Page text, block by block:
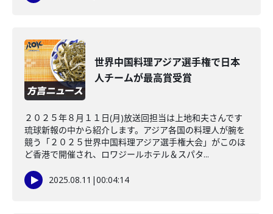
世界中国料理アジア選手権で日本
人チームが最高賞受賞
２０２５年８月１１日(月)放送回担当は上地和夫さんです
琉球新報の中から紹介します。アジア各国の料理人が腕を
競う「２０２５世界中国料理アジア選手権大会」がこのほ
ど香港で開催され、ロワジールホテル＆スパタ...
2025.08.11 |00:04:14